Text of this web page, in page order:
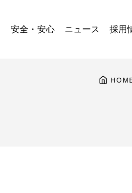
安全・安心 ニュース 採用